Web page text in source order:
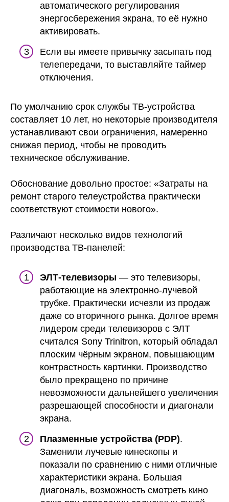
автоматического регулирования
энергосбережения экрана, то её нужно
активировать.
Если вы имеете привычку засыпать под
телепередачи, то выставляйте таймер
отключения.
По умолчанию срок службы ТВ-устройства
составляет 10 лет, но некоторые производителя
устанавливают свои ограничения, намеренно
снижая период, чтобы не проводить
техническое обслуживание.
Обоснование довольно простое: «Затраты на
ремонт старого телеустройства практически
соответствуют стоимости нового».
Различают несколько видов технологий
производства ТВ-панелей:
ЭЛТ-телевизоры — это телевизоры,
работающие на электронно-лучевой
трубке. Практически исчезли из продаж
даже со вторичного рынка. Долгое время
лидером среди телевизоров с ЭЛТ
считался Sony Trinitron, который обладал
плоским чёрным экраном, повышающим
контрастность картинки. Производство
было прекращено по причине
невозможности дальнейшего увеличения
разрешающей способности и диагонали
экрана.
Плазменные устройства (PDP).
Заменили лучевые кинескопы и
показали по сравнению с ними отличные
характеристики экрана. Большая
диагональ, возможность смотреть кино